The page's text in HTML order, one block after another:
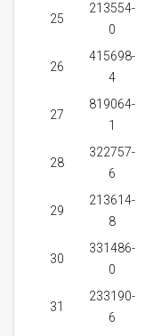
25
213554-
0
26
415698-
4
27
819064-
1
28
322757-
6
29
213614-
8
30
331486-
0
31
233190-
6